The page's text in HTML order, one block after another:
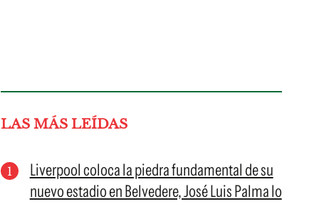
LAS MÁS LEÍDAS
Liverpool coloca la piedra fundamental de su
nuevo estadio en Belvedere, José Luis Palma lo